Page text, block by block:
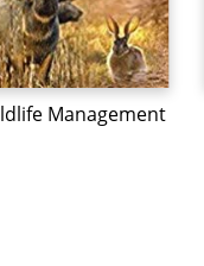
Management